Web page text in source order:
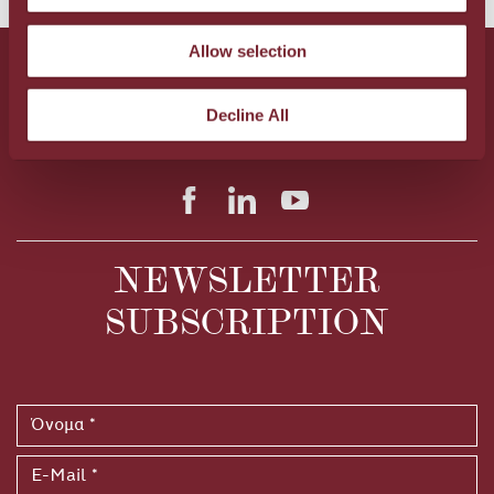
Allow selection
Decline All
Λ. Παπαναστασίου 28Α, Ηράκλειο Κρήτης, ΤΚ 71306
+30 2810 300520
FAX: +30 2810 300523
E-Mail:info@metaxahospitality.gr
NEWSLETTER
SUBSCRIPTION